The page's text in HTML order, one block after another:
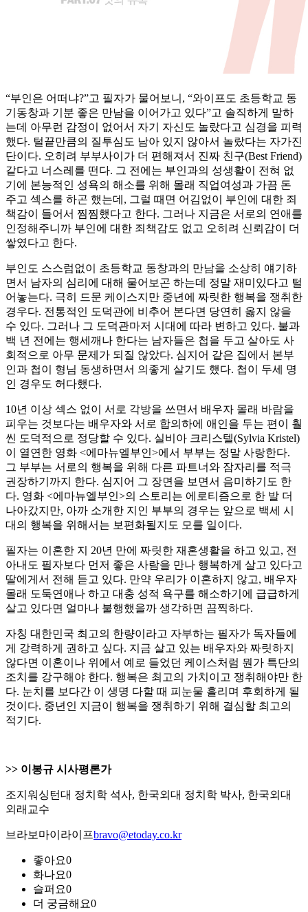
“부인은 어떠냐?”고 필자가 물어보니, “와이프도 초등학교 동
기동창과 기분 좋은 만남을 이어가고 있다”고 솔직하게 말하
는데 아무런 감정이 없어서 자기 자신도 놀랐다고 심경을 피력
했다. 털끝만큼의 질투심도 남아 있지 않아서 놀랐다는 자가진
단이다. 오히려 부부사이가 더 편해져서 진짜 친구(Best Friend)
같다고 너스레를 떤다. 그 전에는 부인과의 성생활이 전혀 없
기에 본능적인 성욕의 해소를 위해 몰래 직업여성과 가끔 돈
주고 섹스를 하곤 했는데, 그럴 때면 어김없이 부인에 대한 죄
책감이 들어서 찜찜했다고 한다. 그러나 지금은 서로의 연애를
인정해주니까 부인에 대한 죄책감도 없고 오히려 신뢰감이 더
쌓였다고 한다.
부인도 스스럼없이 초등학교 동창과의 만남을 소상히 얘기하
면서 남자의 심리에 대해 물어보곤 하는데 정말 재미있다고 털
어놓는다. 극히 드문 케이스지만 중년에 짜릿한 행복을 쟁취한
경우다. 전통적인 도덕관에 비추어 본다면 당연히 옳지 않을
수 있다. 그러나 그 도덕관마저 시대에 따라 변하고 있다. 불과
백 년 전에는 행세깨나 한다는 남자들은 첩을 두고 살아도 사
회적으로 아무 문제가 되질 않았다. 심지어 같은 집에서 본부
인과 첩이 형님 동생하면서 의좋게 살기도 했다. 첩이 두세 명
인 경우도 허다했다.
10년 이상 섹스 없이 서로 각방을 쓰면서 배우자 몰래 바람을
피우는 것보다는 배우자와 서로 합의하에 애인을 두는 편이 훨
씬 도덕적으로 정당할 수 있다. 실비아 크리스텔(Sylvia Kristel)
이 열연한 영화 <에마뉴엘부인>에서 부부는 정말 사랑한다.
그 부부는 서로의 행복을 위해 다른 파트너와 잠자리를 적극
권장하기까지 한다. 심지어 그 장면을 보면서 음미하기도 한
다. 영화 <에마뉴엘부인>의 스토리는 에로티즘으로 한 발 더
나아갔지만, 아까 소개한 지인 부부의 경우는 앞으로 백세 시
대의 행복을 위해서는 보편화될지도 모를 일이다.
필자는 이혼한 지 20년 만에 짜릿한 재혼생활을 하고 있고, 전
아내도 필자보다 먼저 좋은 사람을 만나 행복하게 살고 있다고
딸에게서 전해 듣고 있다. 만약 우리가 이혼하지 않고, 배우자
몰래 도둑연애나 하고 대충 성적 욕구를 해소하기에 급급하게
살고 있다면 얼마나 불행했을까 생각하면 끔찍하다.
자칭 대한민국 최고의 한량이라고 자부하는 필자가 독자들에
게 강력하게 권하고 싶다. 지금 살고 있는 배우자와 짜릿하지
않다면 이혼이나 위에서 예로 들었던 케이스처럼 뭔가 특단의
조치를 강구해야 한다. 행복은 최고의 가치이고 쟁취해야만 한
다. 눈치를 보다간 이 생명 다할 때 피눈물 흘리며 후회하게 될
것이다. 중년인 지금이 행복을 쟁취하기 위해 결심할 최고의
적기다.
>> 이봉규 시사평론가
조지워싱턴대 정치학 석사, 한국외대 정치학 박사, 한국외대
외래교수
브라보마이라이프bravo@etoday.co.kr
좋아요0
화나요0
슬퍼요0
더 궁금해요0